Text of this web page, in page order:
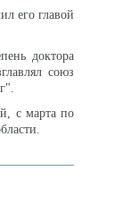
его главой
доктора
союз
с марта по